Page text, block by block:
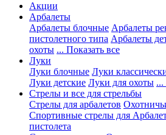
Акции
Арбалеты
Арбалеты блочные Арбалеты
пистолетного типа Арбалеты
охоты ... Показать все
Луки
Луки блочные Луки
Луки детские Луки для охоты ...
Стрелы и все для стрельбы
Стрелы для арбалетов
Спортивные стрелы для
пистолета